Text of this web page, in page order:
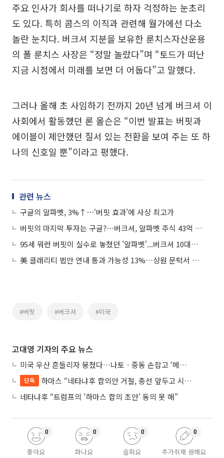
주요 인사가 회사를 떠나기로 하자 걱정하는 눈초리
도 있다. 특히 콤스의 이직과 관련해 월가에선 다소
놀란 눈치다. 버크셔 지분을 보유한 룬치스자산운용
의 폴 룬치스 사장은 “정말 놀랐다”며 “토드가 떠난
지금 시점에서 미래를 보면 더 어둡다”고 말했다.
그러나 올해 초 사임하기 전까지 20년 넘게 버크셔 이
사회에서 활동했던 론 올슨은 “이번 발표는 버핏과
에이블이 제안했던 질서 있는 전환을 보여 주는 또 하
나의 신호일 뿐”이라고 평했다.
관련 뉴스
구글의 알파벳, 3%↑⋯‘버핏 효과’에 사상 최고가
버핏의 마지막 투자는 구글?⋯버크셔, 알파벳 주식 43억 달러 신규 매입
95세 워런 버핏이 실수로 놓쳤던 '알파벳'...버크셔 10대주로
美 클래리티 법안 연내 통과 가능성 13%…상원 문턱서 제동
#버핏 #버크셔 #미국
고대영 기자의 주요 뉴스
미국 우산 흔들리자 뭉쳤다…나토ㆍ중동 손잡고 ‘메카 공동방위’ 조약 체결
단독
하마스 “네타냐후 합의안 거절, 총선 앞두고 시간 끌기”
네타냐후 “트럼프의 '하마스 합의 초안' 동의 못 해”
좋아요
0
화나요
0
슬퍼요
0
추가취재 원해요
0